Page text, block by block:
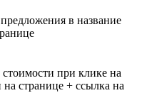
в название
при клике на
странице + ссылка на